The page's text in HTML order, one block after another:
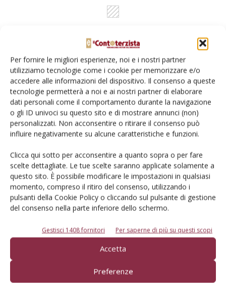
Per fornire le migliori esperienze, noi e i nostri partner
utilizziamo tecnologie come i cookie per memorizzare e/o
accedere alle informazioni del dispositivo. Il consenso a queste
tecnologie permetterà a noi e ai nostri partner di elaborare
dati personali come il comportamento durante la navigazione
o gli ID univoci su questo sito e di mostrare annunci (non)
personalizzati. Non acconsentire o ritirare il consenso può
influire negativamente su alcune caratteristiche e funzioni.
Clicca qui sotto per acconsentire a quanto sopra o per fare
scelte dettagliate. Le tue scelte saranno applicate solamente a
questo sito. È possibile modificare le impostazioni in qualsiasi
momento, compreso il ritiro del consenso, utilizzando i
pulsanti della Cookie Policy o cliccando sul pulsante di gestione
del consenso nella parte inferiore dello schermo.
Gestisci 1408 fornitori Per saperne di più su questi scopi
Accetta
Preferenze
Rimani aggiornato sul mondo
dell’agricoltura
Iscriviti alle nostre newsletter